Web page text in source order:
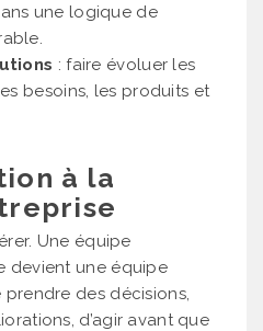
une logique de
: faire évoluer les
besoins, les produits et
à la
Une équipe
devient une équipe
des décisions,
d’agir avant que